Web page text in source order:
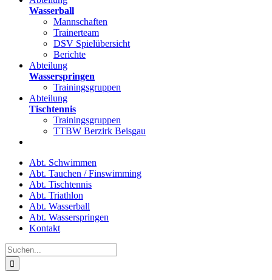
Wasserball
Mannschaften
Trainerteam
DSV Spielübersicht
Berichte
Abteilung
Wasserspringen
Trainingsgruppen
Abteilung
Tischtennis
Trainingsgruppen
TTBW Berzirk Beisgau
Abt. Schwimmen
Abt. Tauchen / Finswimming
Abt. Tischtennis
Abt. Triathlon
Abt. Wasserball
Abt. Wasserspringen
Kontakt
Suche
nach: